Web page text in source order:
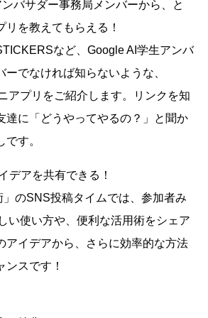
バサダー事務局メンバーから、と
リを教えてもらえる！
など、Google AI学生アンバ
でなければ知らないような、
アプリをご紹介します。リンクを知
達に「どうやってやるの？」と聞か
す。
デアを共有できる！
」のSNS投稿タイムでは、参加者み
い使い方や、便利な活用術をシェア
アイデアから、さらに効率的な方法
ンスです！